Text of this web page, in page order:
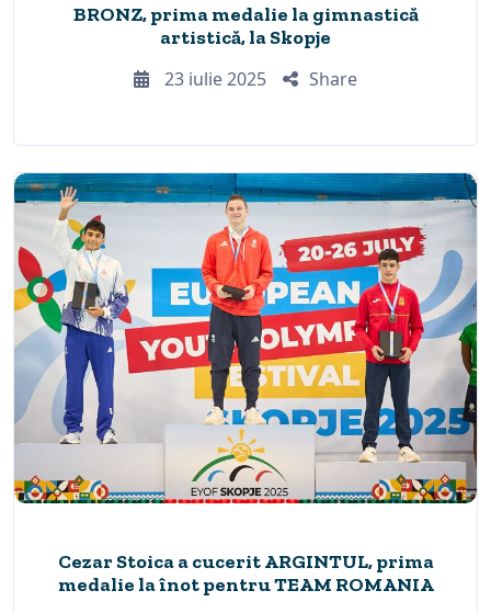
BRONZ, prima medalie la gimnastică
artistică, la Skopje
23 iulie 2025
Share
Cezar Stoica a cucerit ARGINTUL, prima
medalie la înot pentru TEAM ROMANIA